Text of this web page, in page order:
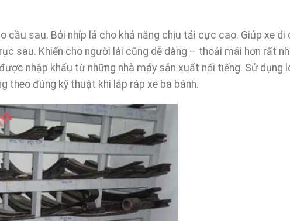
sau. Bởi nhíp lá cho khả năng chịu tải cực cao. Giúp xe di
sau. Khiến cho người lái cũng dễ dàng – thoải mái hơn rất
nhập khẩu từ những nhà máy sản xuất nổi tiếng. Sử dụng
theo đúng kỹ thuật khi lắp ráp xe ba bánh.